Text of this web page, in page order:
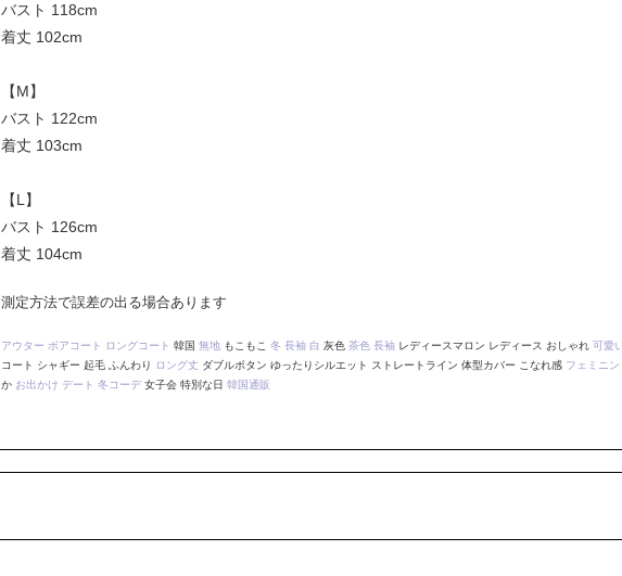
バスト 118cm
着丈 102cm
【M】
バスト 122cm
着丈 103cm
【L】
バスト 126cm
着丈 104cm
測定方法で誤差の出る場合あります
アウター ボアコート ロングコート 韓国 無地もこもこ 冬 長袖 白 灰色 茶色 長袖レディースマロン レディース おしゃれ 可愛
コート シャギー 起毛 ふんわり
ロング丈 ダブルボタン ゆったりシルエット ストレートライン 体型カバー こなれ感 フェミニン
か お出かけ デート 冬コーデ女子会 特別な日 韓国通販